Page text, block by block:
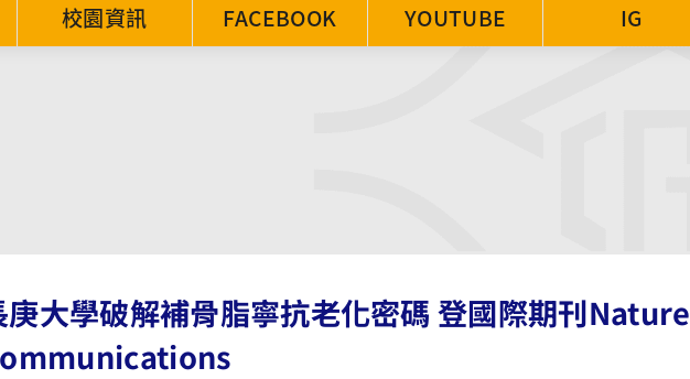
校園資訊 FACEBOOK YOUTUBE IG
庚大學破解補骨脂寧抗老化密碼 登國際期刊Nature